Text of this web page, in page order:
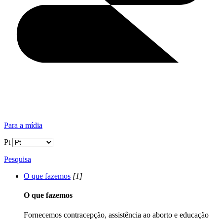
Para a mídia
Pt
Pesquisa
O que fazemos [1]
O que fazemos
Fornecemos contracepção, assistência ao aborto e educação